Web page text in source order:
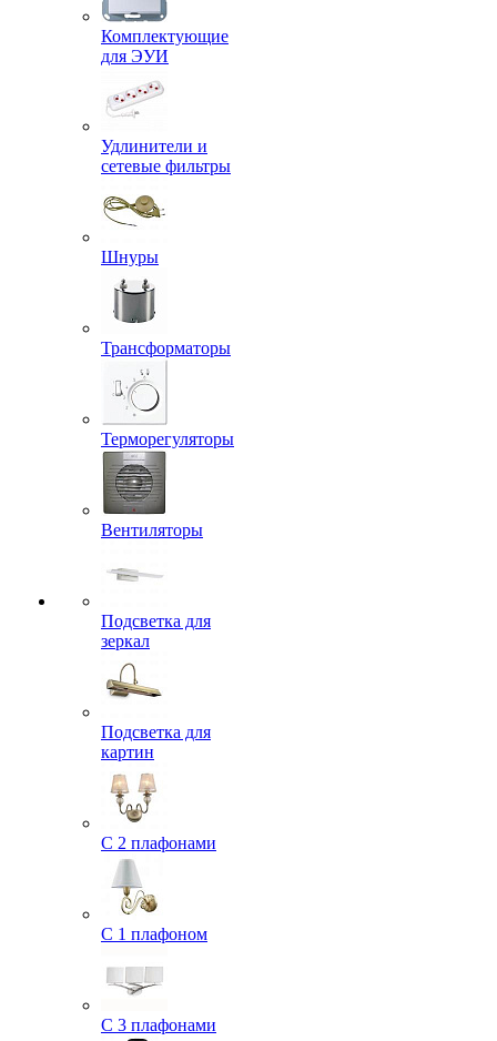
Комплектующие
для ЭУИ
Удлинители и
сетевые фильтры
Шнуры
Трансформаторы
Терморегуляторы
Вентиляторы
Подсветка для
зеркал
Подсветка для
картин
С 2 плафонами
С 1 плафоном
С 3 плафонами